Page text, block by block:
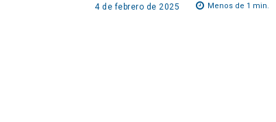
4 de febrero de 2025 Menos de 1 min.